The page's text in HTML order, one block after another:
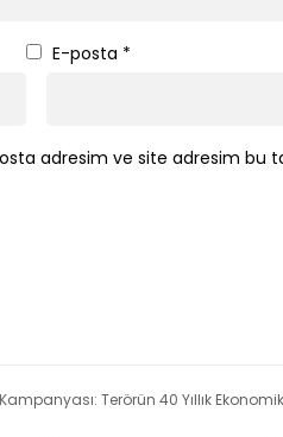
E-posta *
adresim ve site adresim bu
Terörün 40 Yıllık